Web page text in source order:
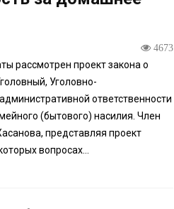
4673
рассмотрен проект закона о
Уголовно-
ответственности
(бытового) насилия. Член
представляя проект
вопросах...